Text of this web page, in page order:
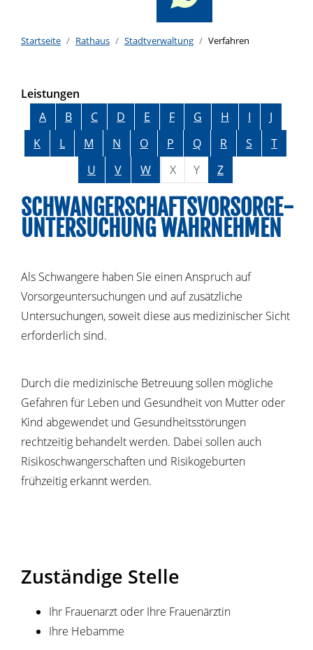
Startseite Rathaus Stadtverwaltung Verfahren
Leistungen
Alphabetisches Register überspringen
A B C D E F G H I
J
K
L M N O P Q R S
T
U
V W X Y Z
SCHWANGERSCHAFTSVORSORGE-
UNTERSUCHUNG WAHRNEHMEN
Als Schwangere haben Sie einen Anspruch auf
Vorsorgeuntersuchungen und auf zusätzliche
Untersuchungen, soweit diese aus medizinischer Sicht
erforderlich sind.
Durch die medizinische Betreuung sollen mögliche
Gefahren für Leben und Gesundheit von Mutter oder
Kind abgewendet und Gesundheitsstörungen
rechtzeitig behandelt werden. Dabei sollen auch
Risikoschwangerschaften und Risikogeburten
frühzeitig erkannt werden.
Zuständige Stelle
Ihr Frauenarzt oder Ihre Frauenärztin
Ihre Hebamme